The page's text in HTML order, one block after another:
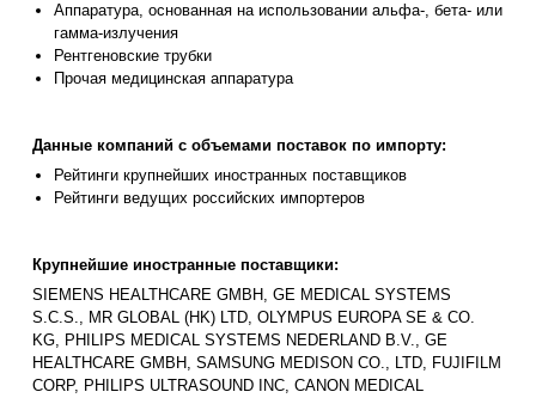
Аппаратура, основанная на использовании альфа-, бета- или
гамма-излучения
Рентгеновские трубки
Прочая медицинская аппаратура
Данные компаний с объемами поставок по импорту:
Рейтинги крупнейших иностранных поставщиков
Рейтинги ведущих российских импортеров
Крупнейшие иностранные поставщики:
SIEMENS HEALTHCARE GMBH, GE MEDICAL SYSTEMS
S.C.S., MR GLOBAL (HK) LTD, OLYMPUS EUROPA SE & CO.
KG, PHILIPS MEDICAL SYSTEMS NEDERLAND B.V., GE
HEALTHCARE GMBH, SAMSUNG MEDISON CO., LTD, FUJIFILM
CORP, PHILIPS ULTRASOUND INC, CANON MEDICAL